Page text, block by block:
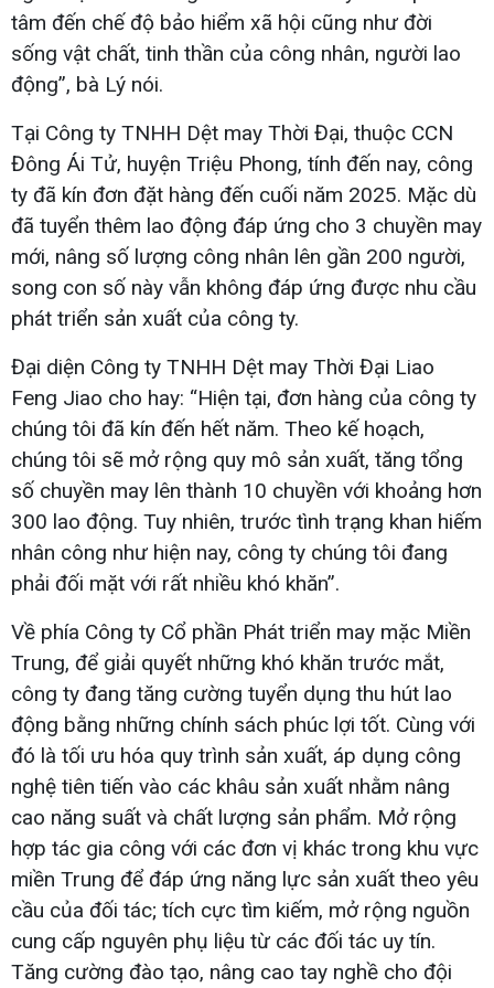
tâm đến chế độ bảo hiểm xã hội cũng như đời
sống vật chất, tinh thần của công nhân, người lao
động”, bà Lý nói.
Tại Công ty TNHH Dệt may Thời Đại, thuộc CCN
Đông Ái Tử, huyện Triệu Phong, tính đến nay, công
ty đã kín đơn đặt hàng đến cuối năm 2025. Mặc dù
đã tuyển thêm lao động đáp ứng cho 3 chuyền may
mới, nâng số lượng công nhân lên gần 200 người,
song con số này vẫn không đáp ứng được nhu cầu
phát triển sản xuất của công ty.
Đại diện Công ty TNHH Dệt may Thời Đại Liao
Feng Jiao cho hay: “Hiện tại, đơn hàng của công ty
chúng tôi đã kín đến hết năm. Theo kế hoạch,
chúng tôi sẽ mở rộng quy mô sản xuất, tăng tổng
số chuyền may lên thành 10 chuyền với khoảng hơn
300 lao động. Tuy nhiên, trước tình trạng khan hiếm
nhân công như hiện nay, công ty chúng tôi đang
phải đối mặt với rất nhiều khó khăn”.
Về phía Công ty Cổ phần Phát triển may mặc Miền
Trung, để giải quyết những khó khăn trước mắt,
công ty đang tăng cường tuyển dụng thu hút lao
động bằng những chính sách phúc lợi tốt. Cùng với
đó là tối ưu hóa quy trình sản xuất, áp dụng công
nghệ tiên tiến vào các khâu sản xuất nhằm nâng
cao năng suất và chất lượng sản phẩm. Mở rộng
hợp tác gia công với các đơn vị khác trong khu vực
miền Trung để đáp ứng năng lực sản xuất theo yêu
cầu của đối tác; tích cực tìm kiếm, mở rộng nguồn
cung cấp nguyên phụ liệu từ các đối tác uy tín.
Tăng cường đào tạo, nâng cao tay nghề cho đội